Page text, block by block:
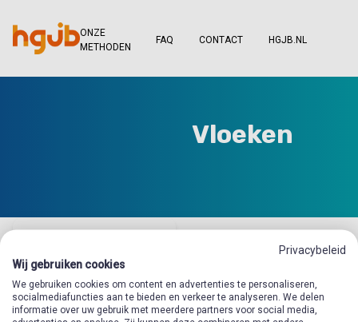
ONZE
METHODEN
FAQ CONTACT HGJB.NL
Vloeken
Privacybeleid
Wij gebruiken cookies
We gebruiken cookies om content en advertenties te personaliseren,
socialmediafuncties aan te bieden en verkeer te analyseren. We delen
informatie over uw gebruik met meerdere partners voor social media,